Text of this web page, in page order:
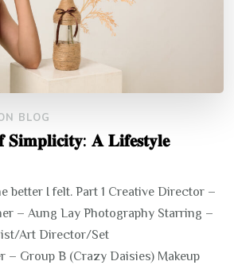
BLOG
𝐀 𝐋𝐢𝐟𝐞𝐬𝐭𝐲𝐥𝐞
better I felt. Part 1 Creative Director –
– Aung Lay Photography Starring –
Art Director/Set
Group B (Crazy Daisies) Makeup